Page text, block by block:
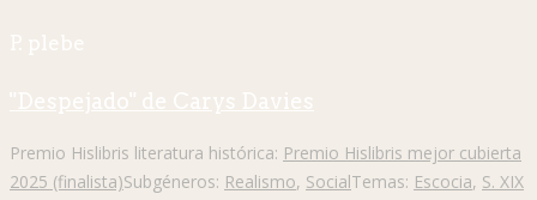
P. plebe
"Despejado" de Carys Davies
Premio Hislibris literatura histórica: Premio Hislibris mejor cubierta
2025 (finalista)Subgéneros: Realismo, SocialTemas: Escocia, S. XIX